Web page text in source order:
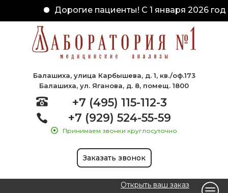
Дорогие пациенты! С 1 января 2026
Балашиха, улица Карбышева, д. 1, кв./оф.173
Балашиха, ул. Яганова, д. 8, помещ. 1800
+7 (495) 115-112-3
+7 (929) 524-55-59
Принимаем звонки круглосуточно
Заказать звонок
Открыть ваш заказ